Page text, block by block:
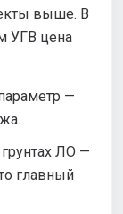
выше. В
УГВ цена
—
ЛО —
главный